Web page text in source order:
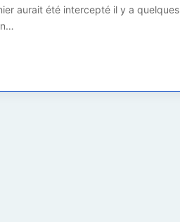
aurait été intercepté il y a quelques